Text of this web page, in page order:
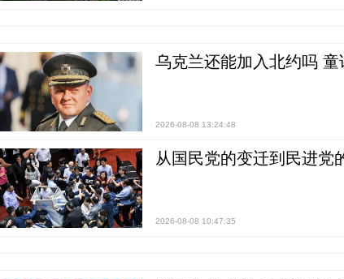
乌克兰还能加入北约吗 童
2026-08-08 13:24:48
从国民党的变迁到民进党
2026-08-08 10:47:35